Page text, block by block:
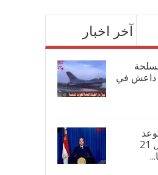
آخر اخبار
داعش في
بالقصاص لمقتل 21